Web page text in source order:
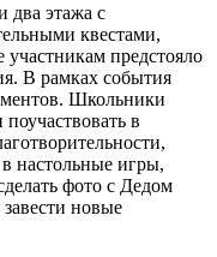
два этажа с
квестами,
предстояло
В рамках события
Школьники
в
в настольные игры,
фото с Дедом
новые